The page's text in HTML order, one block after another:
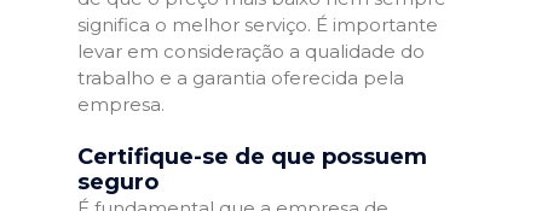
significa o melhor serviço. É importante
levar em consideração a qualidade do
trabalho e a garantia oferecida pela
empresa.
Certifique-se de que possuem
seguro